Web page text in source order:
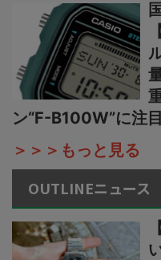
ン“F-B100W”に注目
＞＞＞もっと見る
OUTLINEニュース